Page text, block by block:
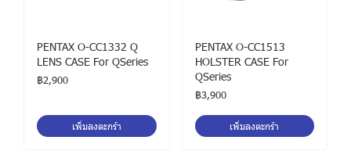
PENTAX O-CC1332 Q
LENS CASE For QSeries
฿2,900
เพิ่มลงตะกร้า
PENTAX O-CC1513
HOLSTER CASE For
QSeries
฿3,900
เพิ่มลงตะกร้า